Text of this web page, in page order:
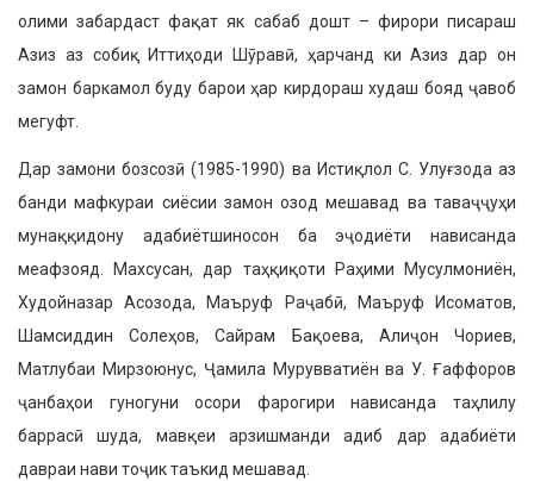
олими забардаст фақат як сабаб дошт – фи­рори писараш
Азиз аз собиқ Иттиҳоди Шӯравӣ, ҳарчанд ки Азиз дар он
замон баркамол буду барои ҳар кирдораш худаш бояд ҷавоб
мегуфт.
Дар замони бозсозӣ (1985-1990) ва Истиқлол С. Улуғзода аз
банди маф­кураи сиёсии замон озод мешавад ва таваҷҷуҳи
мунаққидону адабиётшино­сон ба эҷодиёти нависанда
меафзояд. Махсусан, дар таҳқиқоти Раҳими Мусулмониён,
Худойназар Асозода, Маъруф Раҷабӣ, Маъруф Исоматов,
Шамсиддин Солеҳов, Сайрам Бақо­ева, Алиҷон Чориев,
Матлубаи Мир­зоюнус, Ҷамила Мурувватиён ва У. Ғаффоров
ҷанбаҳои гуногуни осори фарогири нависанда таҳлилу
баррасӣ шуда, мавқеи арзишманди адиб дар адабиёти
давраи нави тоҷик таъкид мешавад.